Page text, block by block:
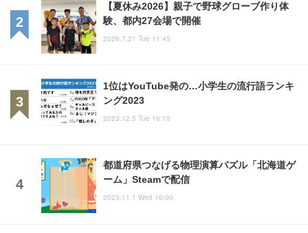
【夏休み2026】親子で野球グローブ作り体
験、都内27会場で開催
2026.7.21 Tue 11:45
1位はYouTube発の…小学生の流行語ランキ
ング2023
2023.12.5 Tue 16:15
都道府県つなげる物理演算パズル「北海道ゲ
ーム」Steamで配信
2023.11.1 Wed 16:00